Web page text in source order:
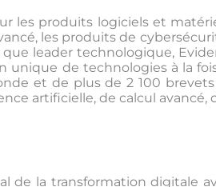
les produits logiciels et
les produits de
leader technologique,
unique de technologies à la
et de plus de 2 100
artificielle, de calcul avancé,
la transformation digitale